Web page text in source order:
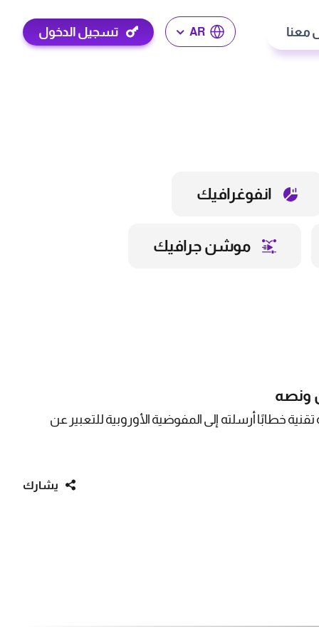
معنا AR تسجيل الدخول
انفوغرافيك
موشن جرافيك
ونصه
خطابًا أرسلته إلى المفوضية الأوروبية للتعبير عن
يشارك